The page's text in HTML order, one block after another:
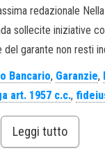
redazionale
sollecite iniziative
garante non resti
Bancario, Garanzie,
art. 1957 c.c.,
Leggi tutto